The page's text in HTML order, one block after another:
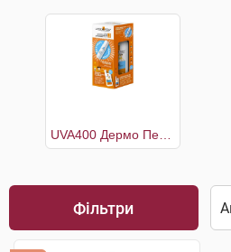
Фільтри